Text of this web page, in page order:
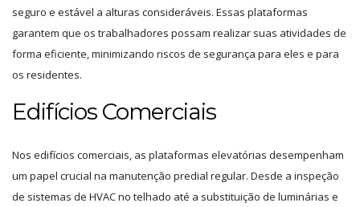
seguro e estável a alturas consideráveis. Essas plataformas
garantem que os trabalhadores possam realizar suas atividades de
forma eficiente, minimizando riscos de segurança para eles e para
os residentes.
Edifícios Comerciais
Nos edifícios comerciais, as plataformas elevatórias desempenham
um papel crucial na manutenção predial regular. Desde a inspeção
de sistemas de HVAC no telhado até a substituição de luminárias e